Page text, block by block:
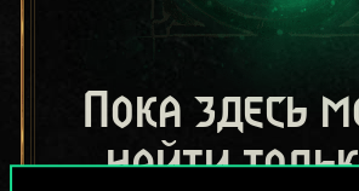
Пока здесь
найти